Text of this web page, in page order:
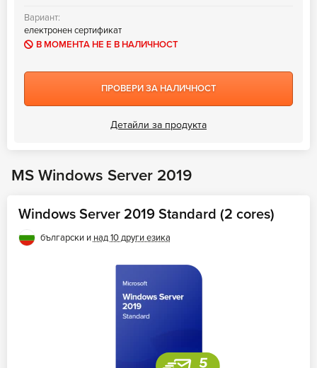
Вариант:
електронен сертификат
В МОМЕНТА НЕ Е В НАЛИЧНОСТ
ПРОВЕРИ ЗА НАЛИЧНОСТ
Детайли за продукта
MS Windows Server 2019
Windows Server 2019 Standard (2 cores)
български и над 10 други езика